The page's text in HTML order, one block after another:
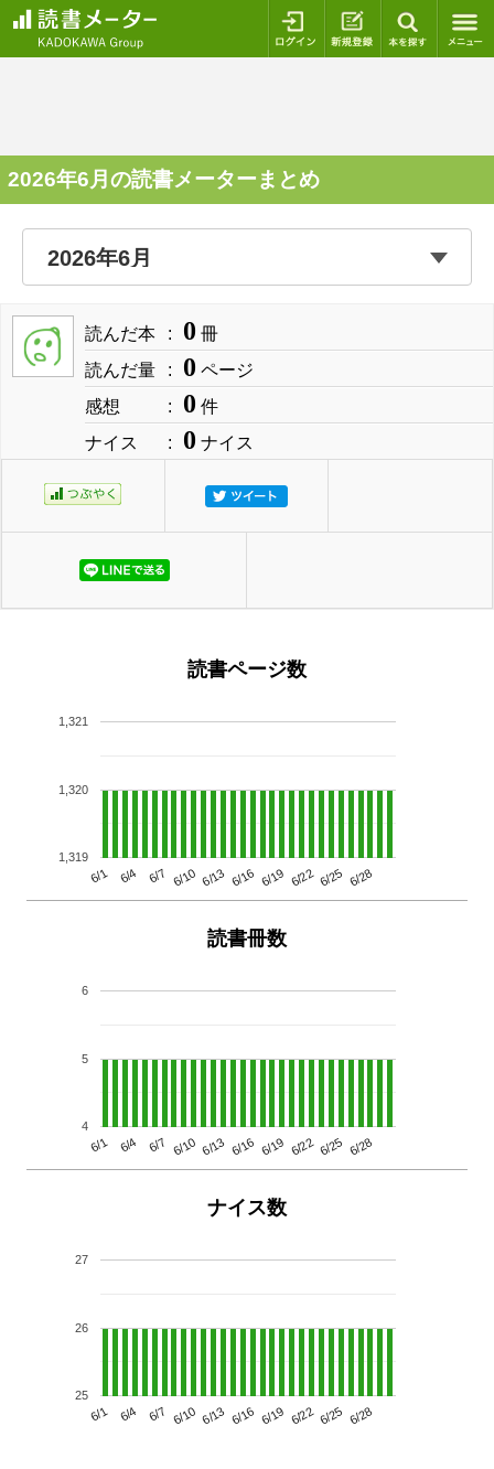
ログイン 新規登録
2026年6月の読書メーターまとめ
読んだ本 0 冊
読んだ量
0 ページ
感想
0 件
ナイス
0 ナイス
読書ページ数
6/1 6/4 6/7 6/10 6/13 6/16 6/19 6/22 6/25 6/28
1,319
1,320
1,321
読書冊数
6/1 6/4 6/7 6/10 6/13 6/16 6/19 6/22 6/25 6/28
4
5
6
ナイス数
6/1 6/4 6/7 6/10 6/13 6/16 6/19 6/22 6/25 6/28
25
26
27